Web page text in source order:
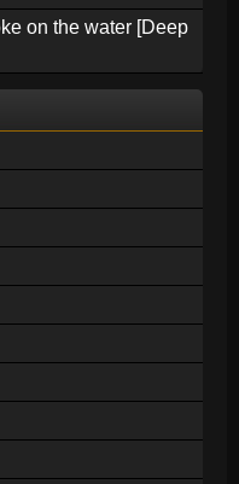
on the water [Deep